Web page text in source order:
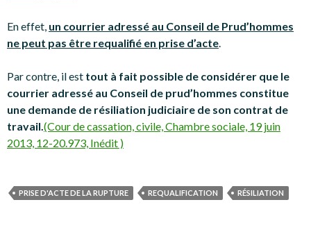
En effet, un courrier adressé au Conseil de Prud’hommes
ne peut pas être requalifié en prise d’acte.
Par contre, il est tout à fait possible de considérer que le
courrier adressé au Conseil de prud’hommes constitue
une demande de résiliation judiciaire de son contrat de
travail.(Cour de cassation, civile, Chambre sociale, 19 juin
2013, 12-20.973, Inédit )
PRISE D'ACTE DE LA RUPTURE REQUALIFICATION RÉSILIATION